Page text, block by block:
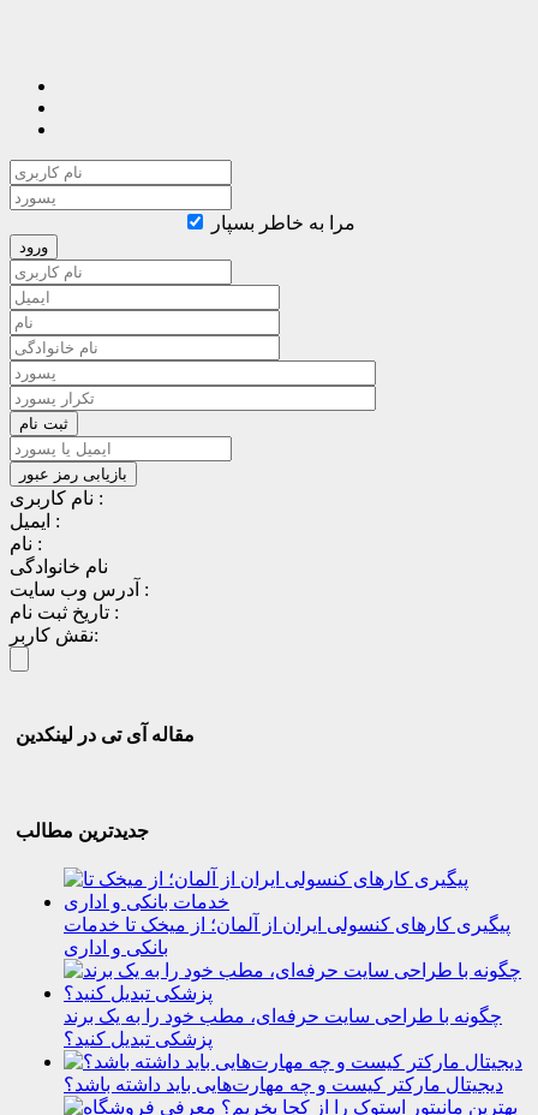
مرا به خاطر بسپار
نام کاربری :
ایمیل :
نام :
نام خانوادگی
آدرس وب سایت :
تاریخ ثبت نام :
نقش کاربر:
مقاله آی تی در لینکدین
جدیدترین مطالب
پیگیری کارهای کنسولی ایران از آلمان؛ از میخک تا خدمات
بانکی و اداری
چگونه با طراحی سایت حرفه‌ای، مطب خود را به یک برند
پزشکی تبدیل کنید؟
دیجیتال مارکتر کیست و چه مهارت‌هایی باید داشته باشد؟